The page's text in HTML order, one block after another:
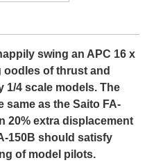
swing an APC 16 x
oodles of thrust and
1/4 scale models. The
same as the Saito FA-
20% extra displacement
150B should satisfy
of model pilots.